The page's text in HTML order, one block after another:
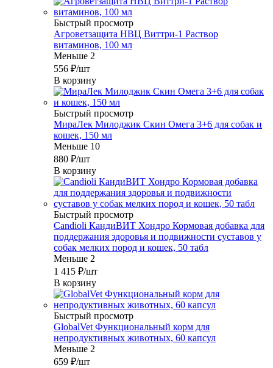
Быстрый просмотр
Агроветзащита НВЦ Виттри-1 Раствор
витаминов, 100 мл
Меньше 2
556 ₽/шт
В корзину
Быстрый просмотр
МираЛек Милоджик Скин Омега 3+6 для собак и
кошек, 150 мл
Меньше 10
880 ₽/шт
В корзину
Быстрый просмотр
Candioli КандиВИТ Хондро Кормовая добавка для
поддержания здоровья и подвижности суставов у
собак мелких пород и кошек, 50 табл
Меньше 2
1 415 ₽/шт
В корзину
Быстрый просмотр
GlobalVet Функциональный корм для
непродуктивных животных, 60 капсул
Меньше 2
659 ₽/шт